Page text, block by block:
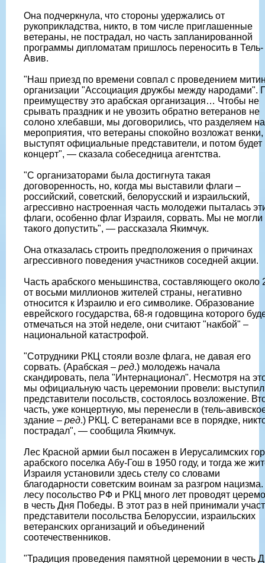
Она подчеркнула, что стороны удержались от
рукоприкладства, никто, в том числе приглашенные
ветераны, не пострадал, но часть запланированной
программы дипломатам пришлось переносить в Тель-
Авив.
"Наш приезд по времени совпал с проведением
организации "Ассоциация дружбы между народами".
преимуществу это арабская организация… Чтобы не
срывать праздник и не увозить обратно ветеранов не
солоно хлебавши, мы договорились, что разделяем
мероприятия, что ветераны спокойно возложат венки,
выступят официальные представители, и потом будет
концерт", — сказала собеседница агентства.
"С организаторами была достигнута такая
договоренность, но, когда мы выставили флаги –
российский, советский, белорусский и израильский,
агрессивно настроенная часть молодежи пыталась
флаги, особенно флаг Израиля, сорвать. Мы не могли
такого допустить", — рассказала Якимчук.
Она отказалась строить предположения о причинах
агрессивного поведения участников соседней акции.
Часть арабского меньшинства, составляющего около
от восьми миллионов жителей страны, негативно
относится к Израилю и его символике. Образование
еврейского государства, 68-я годовщина которого
отмечаться на этой неделе, они считают "накбой" –
национальной катастрофой.
"Сотрудники РКЦ стояли возле флага, не давая его
сорвать. (Арабская – ред.) молодежь начала
скандировать, пела "Интернационал". Несмотря на
мы официальную часть церемонии провели:
представители посольств, состоялось возложение.
часть, уже концертную, мы перенесли в (тель-
здание – ред.) РКЦ. С ветеранами все в порядке,
пострадал", — сообщила Якимчук.
Лес Красной армии был посажен в Иерусалимских
арабского поселка Абу-Гош в 1950 году, и тогда же
Израиля установили здесь стелу со словами
благодарности советским воинам за разгром
лесу посольство РФ и РКЦ много лет проводят
в честь Дня Победы. В этот раз в ней принимали
представители посольства Белоруссии, израильских
ветеранских организаций и объединений
соотечественников.
"Традиция проведения памятной церемонии в честь